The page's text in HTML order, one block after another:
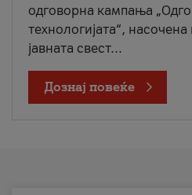
одговорна кампања
технологијата“,
јавната свест...
Дознај повеќе